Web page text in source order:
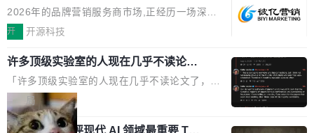
费解...
东西：一个带网页上下文的聊天框。 它们能读取
页面的文本，然后把文本丢给大模型，再返回一
段回答。仅此而已。 这当然有用，但总觉得差点
意思。比如我在一个后台管理系统里，需要填50
个表单字段，每个字段还有联动逻辑；比如我
想...
造，整机长度仅16厘米，提供1600W额定功率
与80PLUS钛金能效；支持ATX 3.1与PCIe 5.1
实时LCD监控屏，可充分满足当下高阶PC主机
的严苛使用需求。 澎湃功率，紧凑机身 钛金雕1
600PG5 AI TOP具备强悍输出功率，同时实现
机身尺寸大幅精简。整机长度仅16厘米，属于同
功率段机身尺寸十分紧凑的1600W电源产品。小
从流量思维到品牌资产思维的范式转移
2026年的品牌营销服务商市场,正经历一场深刻
的价值重构。全球全案品牌代理机构市场从2025
复合增长率达5.44%,预计2032年将突破120亿美
元。数字广告与公共关系相关服务市场更是从20
25年的8463亿美元扩张至2026年的8763亿美
元。数字的背后是一个清晰的事实——品牌对专
业化营销服务的需求从未如此迫切。 但市场扩容
开 开源科技
许多顶级实验室的人现在几乎不读论文
了
「许多顶级实验室的人现在几乎不读论文了，而
且他们认为 ICLR/ICML/NeurIPS 充斥着大量过
度宣传和欺诈。」 OpenAI 研究员 Keller Jorda
局